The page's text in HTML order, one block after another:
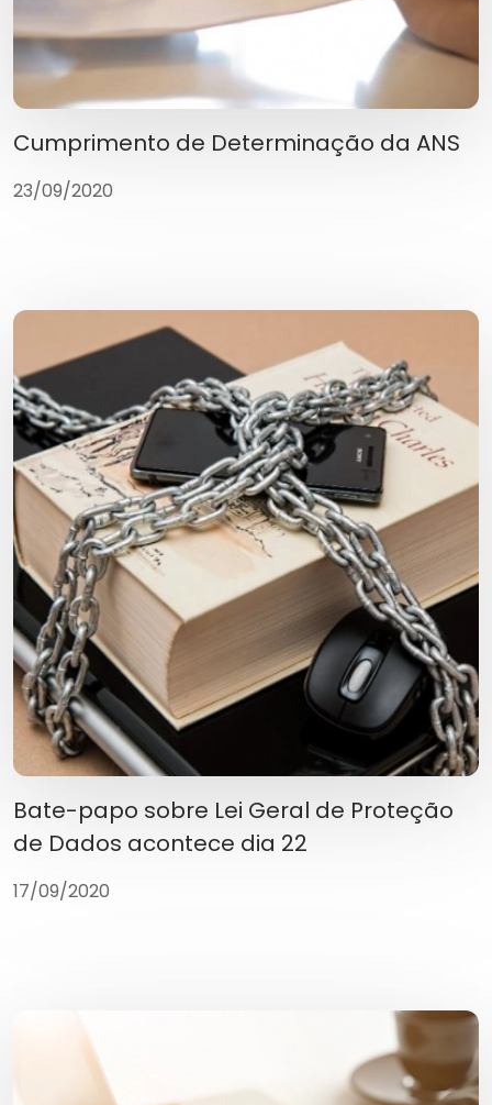
Cumprimento de Determinação da ANS
23/09/2020
Bate-papo sobre Lei Geral de Proteção
de Dados acontece dia 22
17/09/2020